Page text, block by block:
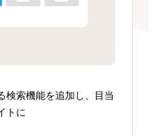
検索機能を追加し、目当
トに